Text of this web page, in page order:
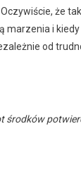
że
marzenia i
od
środków